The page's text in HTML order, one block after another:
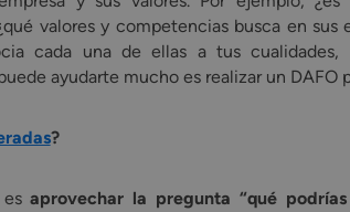
valores y competencias busca en sus
cada una de ellas a tus cualidades,
ayudarte mucho es realizar un DAFO
?
esaprovechar la pregunta “qué